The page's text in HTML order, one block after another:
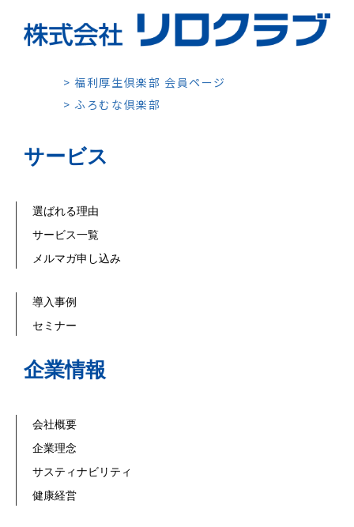
> 福利厚生倶楽部 会員ページ
> ふろむな倶楽部
サービス
選ばれる理由
サービス一覧
メルマガ申し込み
導入事例
セミナー
企業情報
会社概要
企業理念
サスティナビリティ
健康経営